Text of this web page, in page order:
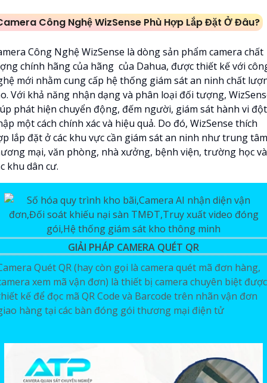
Công Nghệ WizSense Phù Hợp Lắp Đặt Ở Đâu?
Công Nghệ WizSense là dòng sản phẩm camera chất
chính hãng của hãng của Dahua, được thiết kế với
mới nhằm cung cấp hệ thống giám sát an ninh chất
Với khả năng nhận dạng và phân loại đối tượng,
phát hiện chuyển động, đếm người, giám sát hành vi đột
một cách chính xác và hiệu quả. Do đó, WizSense thích
lắp đặt ở các khu vực cần giám sát an ninh như trung tâm
mại, văn phòng, nhà xưởng, bệnh viện, trường học và
khu dân cư.
GIẢI PHÁP CAMERA QUÉT QR
Quét QR (hay còn gọi là camera quét mã đơn hàng,
xem mã vận đơn) là thiết bị camera chuyên biệt được
kế để đọc mã QR Code và Barcode trên nhãn vận đơn
hàng tại các bàn đóng gói thương mại điện tử